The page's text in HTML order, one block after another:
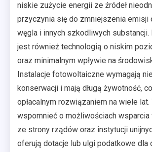
niskie zużycie energii ze źródeł
przyczynia się do zmniejszenia emisji
węgla i innych szkodliwych substancji.
jest również technologią o niskim
oraz minimalnym wpływie na
Instalacje fotowoltaiczne wymagają
konserwacji i mają długą żywotność,
opłacalnym rozwiązaniem na wiele lat.
wspomnieć o możliwościach wsparcia
ze strony rządów oraz instytucji
oferują dotacje lub ulgi podatkowe dla